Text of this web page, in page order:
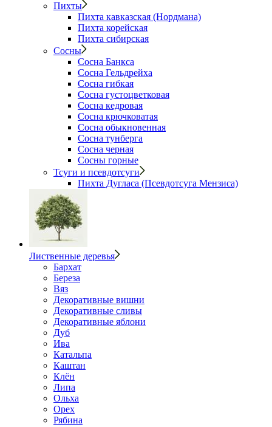
Пихты
Пихта кавказская (Нордмана)
Пихта корейская
Пихта сибирская
Сосны
Сосна Банкса
Сосна Гельдрейха
Сосна гибкая
Сосна густоцветковая
Сосна кедровая
Сосна крючковатая
Сосна обыкновенная
Сосна тунберга
Сосна черная
Сосны горные
Тсуги и псевдотсуги
Пихта Дугласа (Псевдотсуга Мензиса)
Лиственные деревья
Бархат
Береза
Вяз
Декоративные вишни
Декоративные сливы
Декоративные яблони
Дуб
Ива
Катальпа
Каштан
Клён
Липа
Ольха
Орех
Рябина